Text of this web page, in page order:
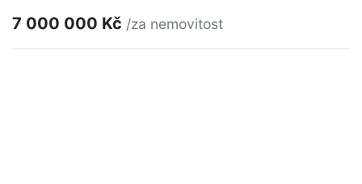
7 000 000 Kč /za nemovitost